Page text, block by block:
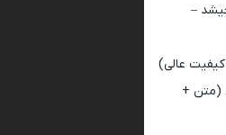
–
عالی)
(متن +